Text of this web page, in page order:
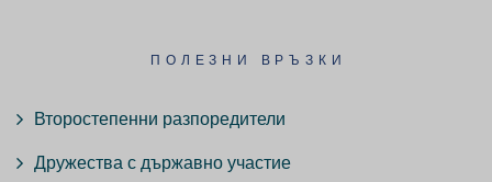
ПОЛЕЗНИ ВРЪЗКИ
Второстепенни разпоредители
Дружества с държавно участие